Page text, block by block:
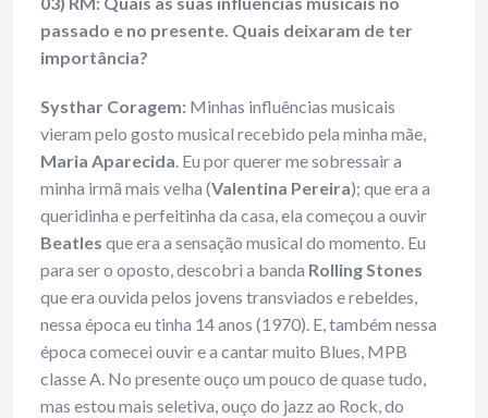
passado e no presente. Quais deixaram de ter
importância?
Systhar Coragem: Minhas influências musicais
vieram pelo gosto musical recebido pela minha mãe,
Maria Aparecida. Eu por querer me sobressair a
minha irmã mais velha (Valentina Pereira); que era a
queridinha e perfeitinha da casa, ela começou a ouvir
Beatles que era a sensação musical do momento. Eu
para ser o oposto, descobri a banda Rolling Stones
que era ouvida pelos jovens transviados e rebeldes,
nessa época eu tinha 14 anos (1970). E, também nessa
época comecei ouvir e a cantar muito Blues, MPB
classe A. No presente ouço um pouco de quase tudo,
mas estou mais seletiva, ouço do jazz ao Rock, do